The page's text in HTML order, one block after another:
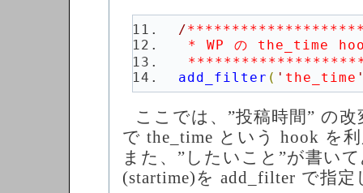
/
add_filter ( ' the_time
ここでは、”投稿時間” の
で the_time という hook を
また、”したいこと”が書い
(startime)を add_filter で指定